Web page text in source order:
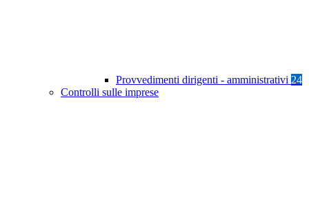
Provvedimenti dirigenti - amministrativi 24
Controlli sulle imprese